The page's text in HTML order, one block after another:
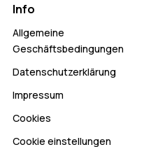
Info
Allgemeine
Geschäftsbedingungen
Datenschutzerklärung
Impressum
Cookies
Cookie einstellungen